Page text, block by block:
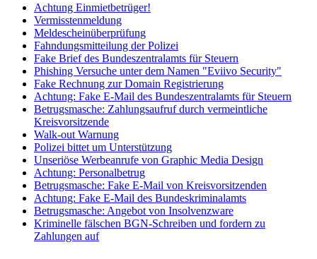
Achtung Einmietbetrüger!
Vermisstenmeldung
Meldescheinüberprüfung
Fahndungsmitteilung der Polizei
Fake Brief des Bundeszentralamts für Steuern
Phishing Versuche unter dem Namen "Eviivo Security"
Fake Rechnung zur Domain Registrierung
Achtung: Fake E-Mail des Bundeszentralamts für Steuern
Betrugsmasche: Zahlungsaufruf durch vermeintliche
Kreisvorsitzende
Walk-out Warnung
Polizei bittet um Unterstützung
Unseriöse Werbeanrufe von Graphic Media Design
Achtung: Personalbetrug
Betrugsmasche: Fake E-Mail von Kreisvorsitzenden
Achtung: Fake E-Mail des Bundeskriminalamts
Betrugsmasche: Angebot von Insolvenzware
Kriminelle fälschen BGN-Schreiben und fordern zu
Zahlungen auf